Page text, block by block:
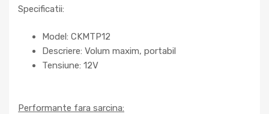
Specificatii:
Model: CKMTP12
Descriere: Volum maxim, portabil
Tensiune: 12V
Performante fara sarcina: